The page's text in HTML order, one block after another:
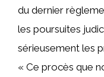
du dernier
les poursuites
sérieusement les
« Ce procès que